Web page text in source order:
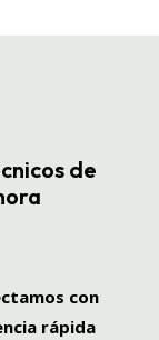
de
con
rápida